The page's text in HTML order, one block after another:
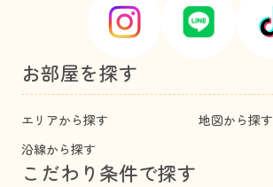
お部屋を探す
エリアから探す
地図から探す
沿線から探す
こだわり条件で探す